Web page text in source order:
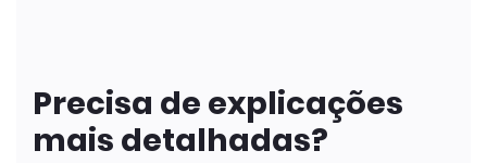
Precisa de explicações
mais detalhadas?